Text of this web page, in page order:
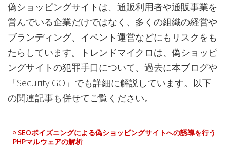
偽ショッピングサイトは、通販利用者や通販事業を
営んでいる企業だけではなく、多くの組織の経営や
ブランディング、イベント運営などにもリスクをも
たらしています。トレンドマイクロは、偽ショッピ
ングサイトの犯罪手口について、過去に本ブログや
「Security GO」でも詳細に解説しています。以下
の関連記事も併せてご覧ください。
SEOポイズニングによる偽ショッピングサイトへの誘導を行う
PHPマルウェアの解析